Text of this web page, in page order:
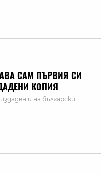
САМ ПЪРВИЯ СИ
КОПИЯ
и на български